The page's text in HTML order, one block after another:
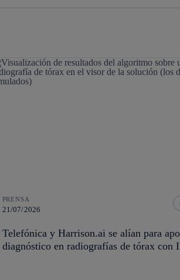
PRENSA
21/07/2026
Telefónica y Harrison.ai se alían para
diagnóstico en radiografías de tórax con